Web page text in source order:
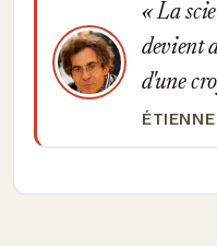
La
devient
d'une